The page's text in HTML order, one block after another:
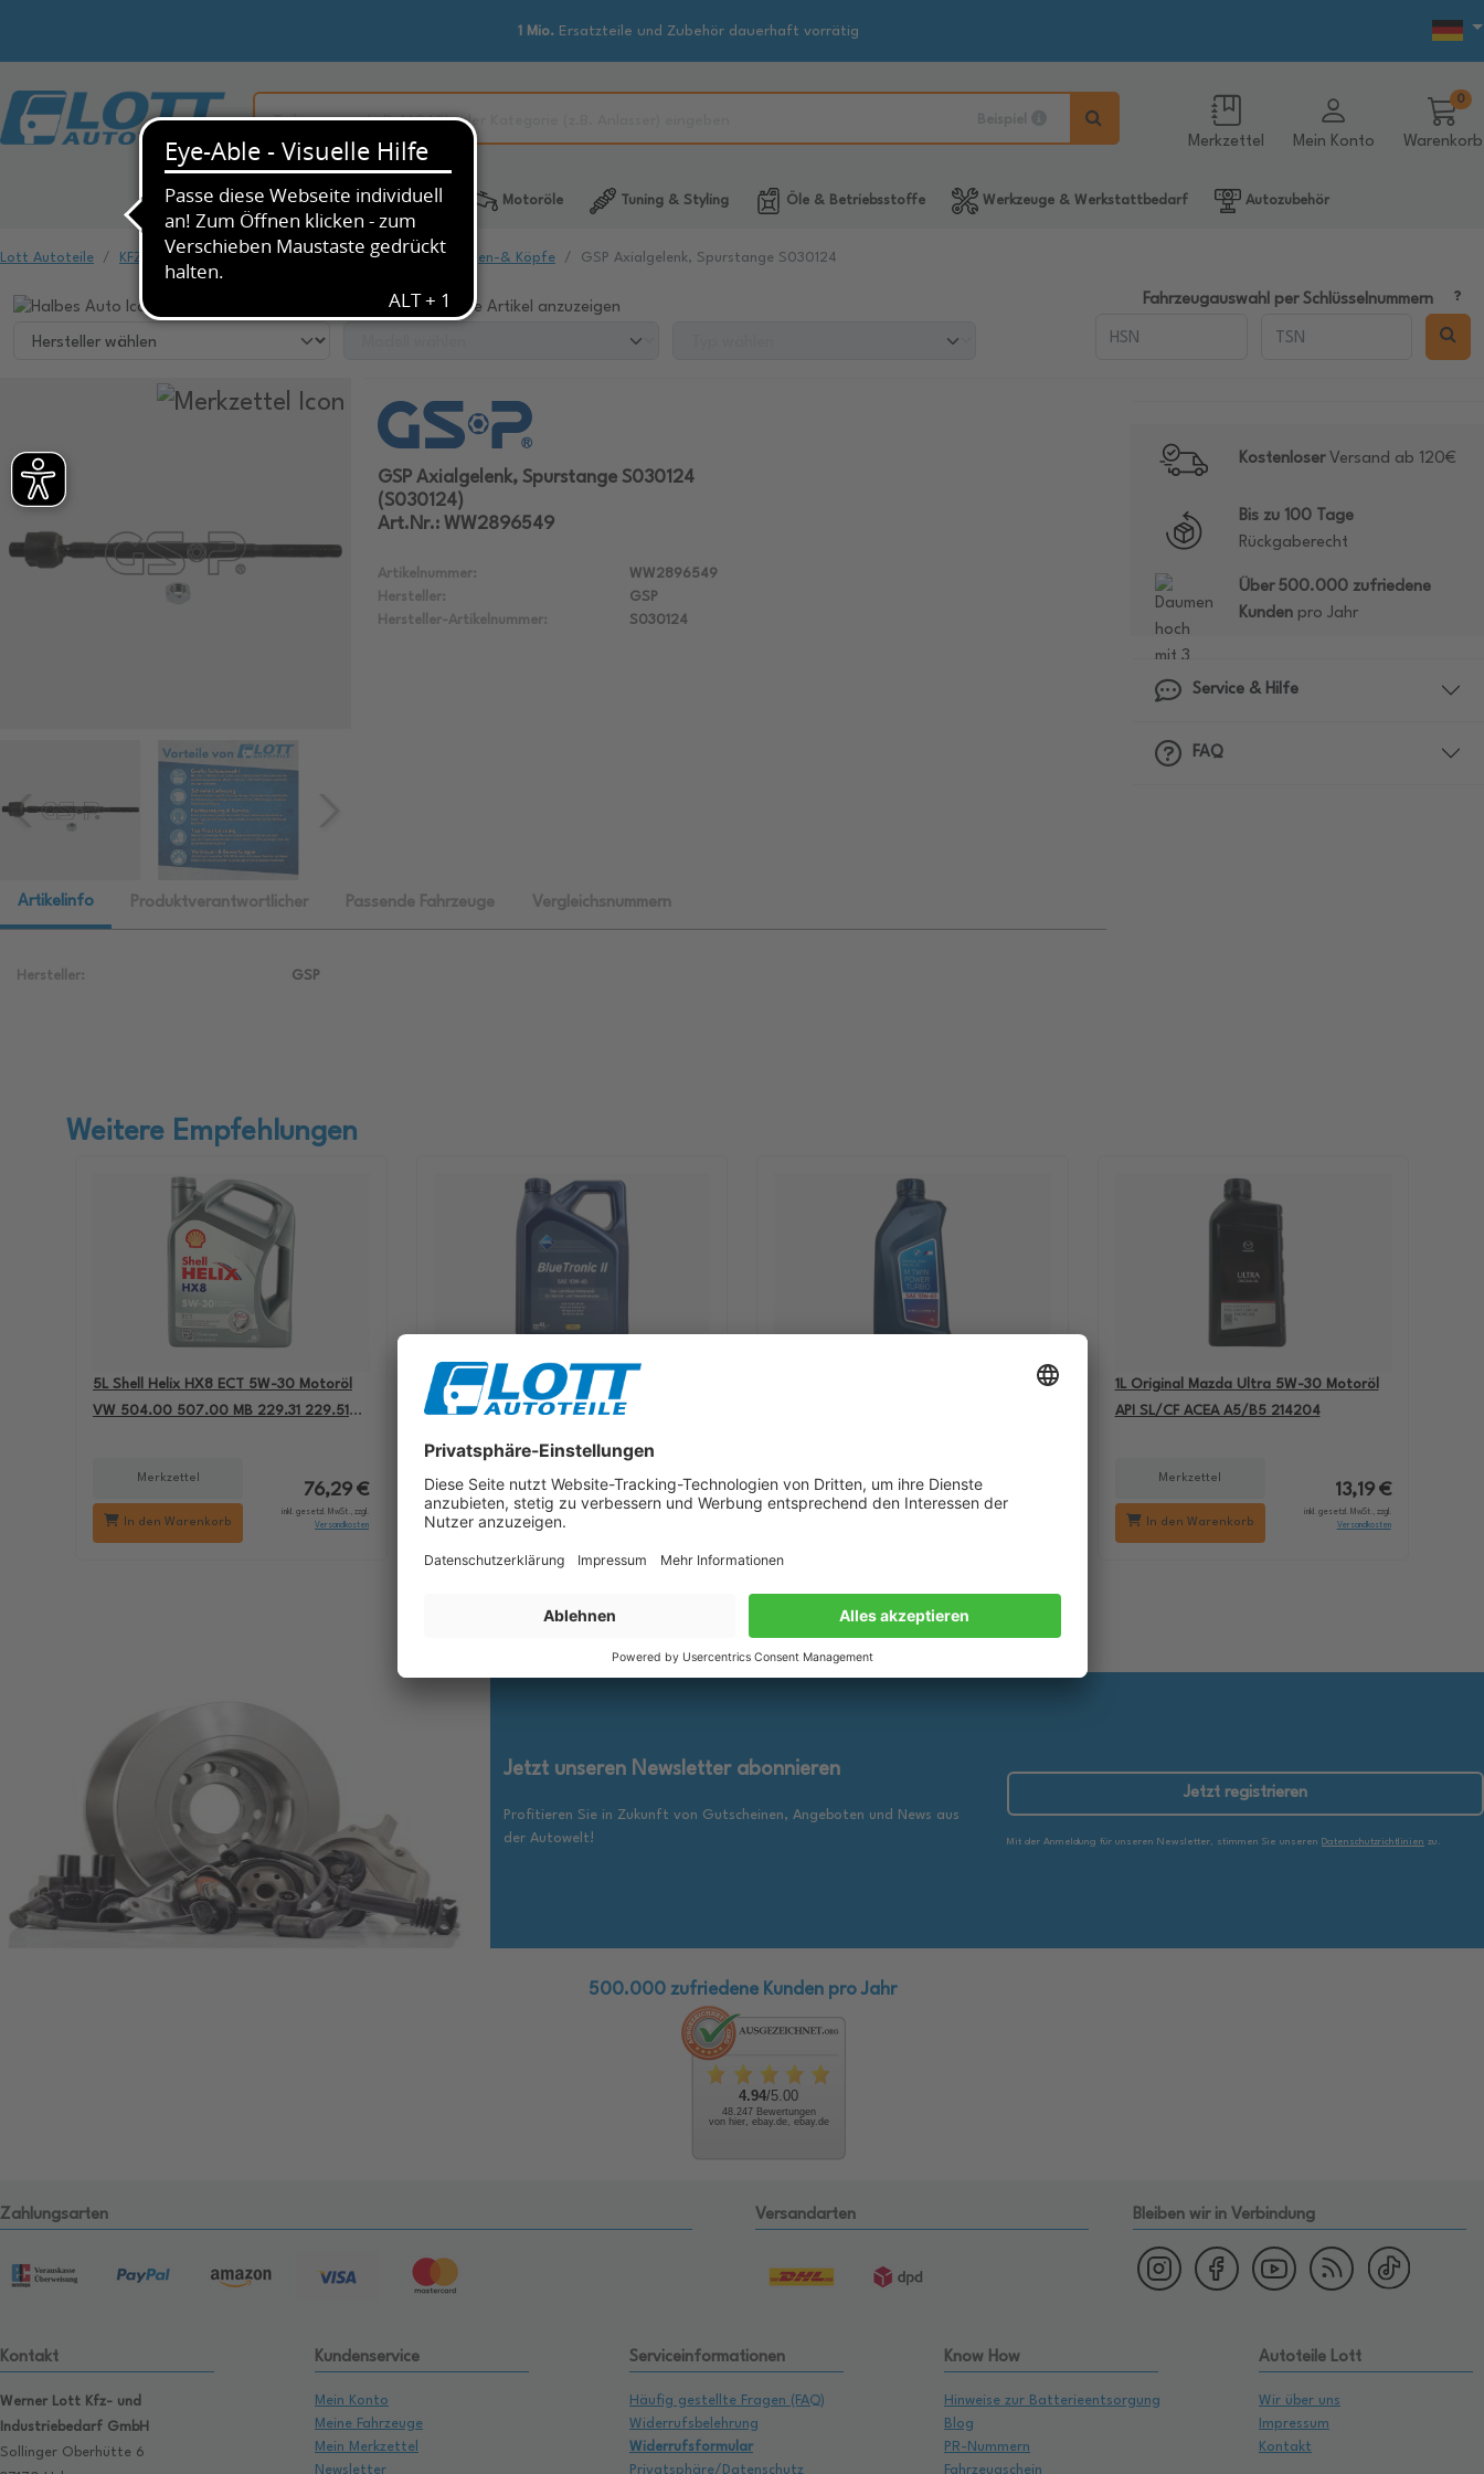
1 Mio.Ersatzteile und Zubehör dauerhaft vorrätig
Merkzettel Mein Konto Warenkorb
0
Alle Kategorien KFZ-Ersatzteile Motoröle Tuning & Styling Öle & Betriebsstoffe Werkzeuge & Werkstattbedarf Autozubehör
Lott Autoteile KFZ-Ersatzteile Fahrwerk & Federung Spurstangen-& Köpfe GSP Axialgelenk, Spurstange S030124
Wählen Sie ihr Fahrzeug, um dazu passende Artikel anzuzeigen Fahrzeugauswahl per Schlüsselnummern
GSP Axialgelenk, Spurstange S030124
(S030124)
Art.Nr.: WW2896549
Artikelnummer:
WW2896549
Hersteller:
GSP
Hersteller-Artikelnummer:
S030124
Artikelinfo Produktverantwortlicher Passende Fahrzeuge Vergleichsnummern
Hersteller: GSP
KostenloserVersand ab 120€
Bis zu 100 Tage
Rückgaberecht
Über 500.000 zufriedene
Kundenpro Jahr
Service & Hilfe
FAQ
Weitere Empfehlungen
5L Shell Helix HX8 ECT 5W-30 Motoröl
VW 504.00 507.00 MB 229.31 229.51
Merkzettel
In den Warenkorb
76,29 €
inkl. gesetzl. MwSt., zzgl.
Versandkosten
4L Aral BlueTronic II 10W-40 Motoröl
passend für Fiat 9.55535 D2 VW 505.00
Merkzettel
In den Warenkorb
25,89 €
inkl. gesetzl. MwSt., zzgl.
Merkzettel
inkl. gesetzl. MwSt., zzgl.
1L Original Mazda Ultra 5W-30 Motoröl
API SL/CF ACEA A5/B5 214204
Merkzettel
In den Warenkorb
13,19 €
inkl. gesetzl. MwSt., zzgl.
Versandkosten
Jetzt unseren Newsletter abonnieren
Profitieren Sie in Zukunft von Gutscheinen, Angeboten und News aus
der Autowelt!
Jetzt registrieren
Mit der Anmeldung für unseren Newsletter, stimmen Sie unseren Datenschutzrichtlinien zu.
500.000 zufriedene Kunden pro Jahr
4.94/5.00
48.247 Bewertungen
von hier, ebay.de, ebay.de
Zahlungsarten Versandarten Bleiben wir in Verbindung
Kontakt
Werner Lott Kfz- und
Industriebedarf GmbH
Sollinger Oberhütte 6
Kundenservice
Mein Konto
Meine Fahrzeuge
Mein Merkzettel
Newsletter
Serviceinformationen
Häufig gestellte Fragen (FAQ)
Widerrufsbelehrung
Widerrufsformular
Privatsphäre/Datenschutz
Know How
Hinweise zur Batterieentsorgung
Blog
PR-Nummern
Fahrzeugschein
Autoteile Lott
Wir über uns
Impressum
Kontakt